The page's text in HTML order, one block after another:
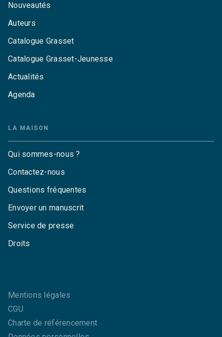
Nouveautés
Auteurs
Catalogue Grasset
Catalogue Grasset-Jeunesse
Actualités
Agenda
LA MAISON
Qui sommes-nous ?
Contactez-nous
Questions fréquentes
Envoyer un manuscrit
Service de presse
Droits
Mentions légales
CGU
Charte de référencement